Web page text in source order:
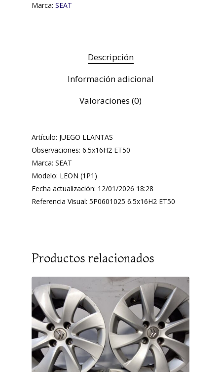
Marca: SEAT
Descripción
Información adicional
Valoraciones (0)
Artículo: JUEGO LLANTAS
Observaciones: 6.5x16H2 ET50
Marca: SEAT
Modelo: LEON (1P1)
Fecha actualización: 12/01/2026 18:28
Referencia Visual: 5P0601025 6.5x16H2 ET50
Productos relacionados